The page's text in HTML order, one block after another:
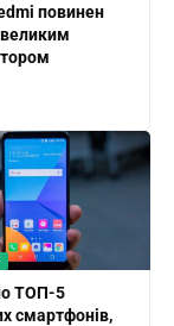
повинен
ТОП-5
смартфонів,